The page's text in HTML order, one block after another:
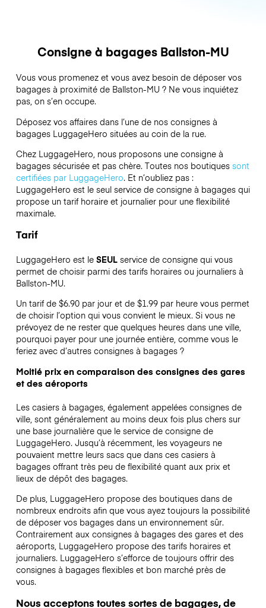
Consigne à bagages Ballston-MU
Vous vous promenez et vous avez besoin de déposer vos
bagages à proximité de Ballston-MU ? Ne vous inquiétez
pas, on s’en occupe.
Déposez vos affaires dans l’une de nos consignes à
bagages LuggageHero situées au coin de la rue.
Chez LuggageHero, nous proposons une consigne à
bagages sécurisée et pas chère. Toutes nos boutiques sont
certifiées par LuggageHero. Et n’oubliez pas :
LuggageHero est le seul service de consigne à bagages qui
propose un tarif horaire et journalier pour une flexibilité
maximale.
Tarif
LuggageHero est le SEULservice de consigne qui vous
permet de choisir parmi des tarifs horaires ou journaliers à
Ballston-MU.
Un tarif de $6.90 par jour et de $1.99 par heure vous permet
de choisir l’option qui vous convient le mieux. Si vous ne
prévoyez de ne rester que quelques heures dans une ville,
pourquoi payer pour une journée entière, comme vous le
feriez avec d’autres consignes à bagages ?
Moitié prix en comparaison des consignes des gares
et des aéroports
Les casiers à bagages, également appelées consignes de
ville, sont généralement au moins deux fois plus chers sur
une base journalière que le service de consigne de
LuggageHero. Jusqu’à récemment, les voyageurs ne
pouvaient mettre leurs sacs que dans ces casiers à
bagages offrant très peu de flexibilité quant aux prix et
lieux de dépôt des bagages.
De plus, LuggageHero propose des boutiques dans de
nombreux endroits afin que vous ayez toujours la possibilité
de déposer vos bagages dans un environnement sûr.
Contrairement aux consignes à bagages des gares et des
aéroports, LuggageHero propose des tarifs horaires et
journaliers. LuggageHero s’efforce de toujours offrir des
consignes à bagages flexibles et bon marché près de
vous.
Nous acceptons toutes sortes de bagages, de